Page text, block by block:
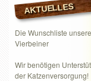
AKTUELLES
Die Wunschliste
Vierbeiner
Wir benötigen
der Katzenversorgung!